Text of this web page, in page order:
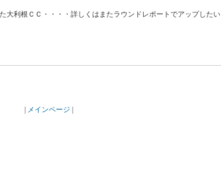
大利根ＣＣ・・・・詳しくはまたラウンドレポートでアップしたい
メインページ